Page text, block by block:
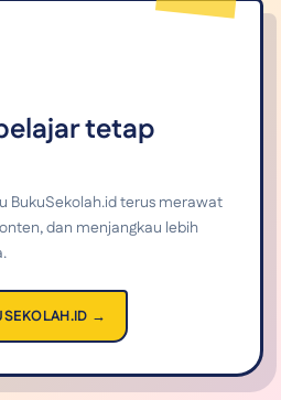
tetap
BukuSekolah.id terus merawat
dan menjangkau lebih
→